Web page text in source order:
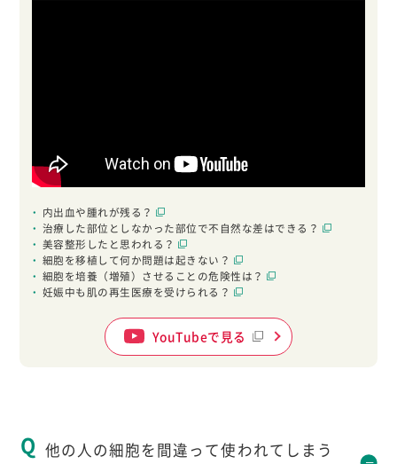
内出血や腫れが残る？
治療した部位としなかった部位で不自然な差はできる？
美容整形したと思われる？
細胞を移植して何か問題は起きない？
細胞を培養（増殖）させることの危険性は？
妊娠中も肌の再生医療を受けられる？
YouTubeで見る
他の人の細胞を間違って使われてしまう